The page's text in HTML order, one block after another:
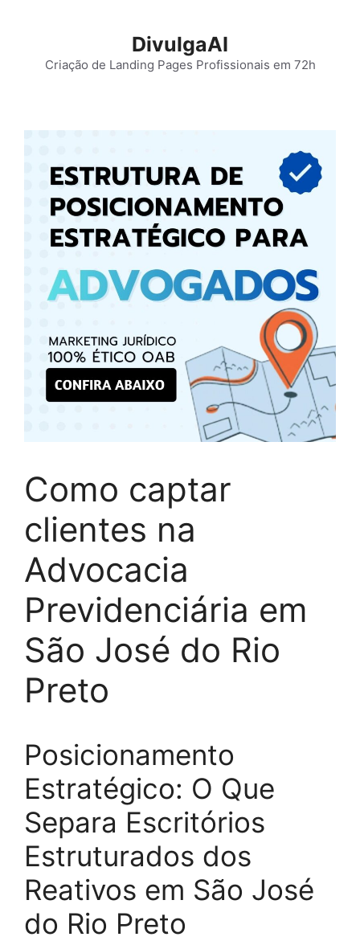
conteúdo
DivulgaAI
Criação de Landing Pages Profissionais em 72h
Como captar
clientes na
Advocacia
Previdenciária em
São José do Rio
Preto
Posicionamento
Estratégico: O Que
Separa Escritórios
Estruturados dos
Reativos em São José
do Rio Preto